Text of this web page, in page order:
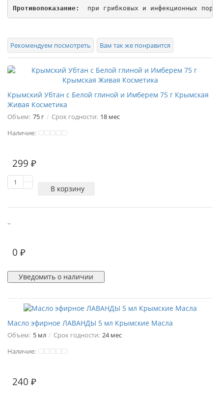
Противопоказание:
Рекомендуем посмотреть Вам так же понравится
Крымский Убтан с Белой глиной и Имберем 75 г Крымская
Живая Косметика
Объем: 75 г Срок годности: 18 мес
Наличие:
299 ₽
В корзину
..
0 ₽
Уведомить о наличии
Масло эфирное ЛАВАНДЫ 5 мл Крымские Масла
Объем: 5 мл Срок годности: 24 мес
Наличие:
240 ₽